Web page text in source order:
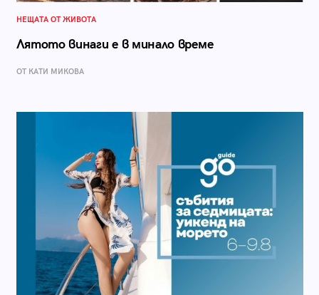
НЕЩАТА ОТ ЖИВОТА
Лятото винаги е в минало време
ОТ КАТИ МИКОВА